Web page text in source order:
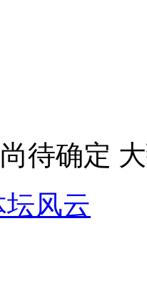
主
确定 大
坛风云